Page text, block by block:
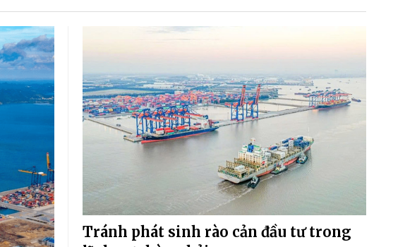
Tránh phát sinh rào cản đầu tư trong